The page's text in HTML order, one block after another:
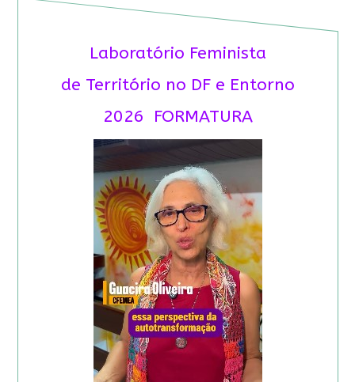
Laboratório Feminista
de Território no DF e Entorno
2026 FORMATURA